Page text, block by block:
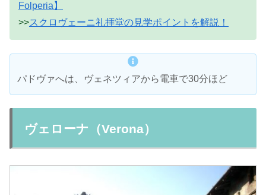
Folperia】
>>スクロヴェーニ礼拝堂の見学ポイントを解説！
パドヴァへは、ヴェネツィアから電車で30分ほど
ヴェローナ（Verona）